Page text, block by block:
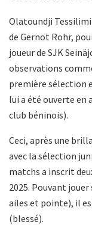
Olatoundji
de Gernot Rohr,
joueur de SJK
observations
première sélection
lui a été ouverte en
club béninois).
Ceci, après une
avec la sélection
matchs a inscrit
2025. Pouvant
ailes et pointe), il
(blessé).